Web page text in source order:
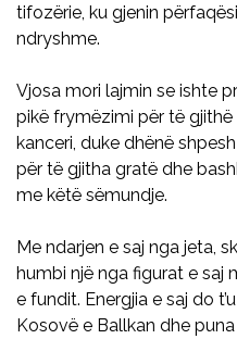
tifozërie, ku gjenin
ndryshme.
Vjosa mori lajmin se ishte
pikë frymëzimi për të
kanceri, duke dhënë
për të gjitha gratë dhe
me këtë sëmundje.
Me ndarjen e saj nga jeta,
humbi një nga figurat e saj
e fundit. Energjia e saj do
Kosovë e Ballkan dhe